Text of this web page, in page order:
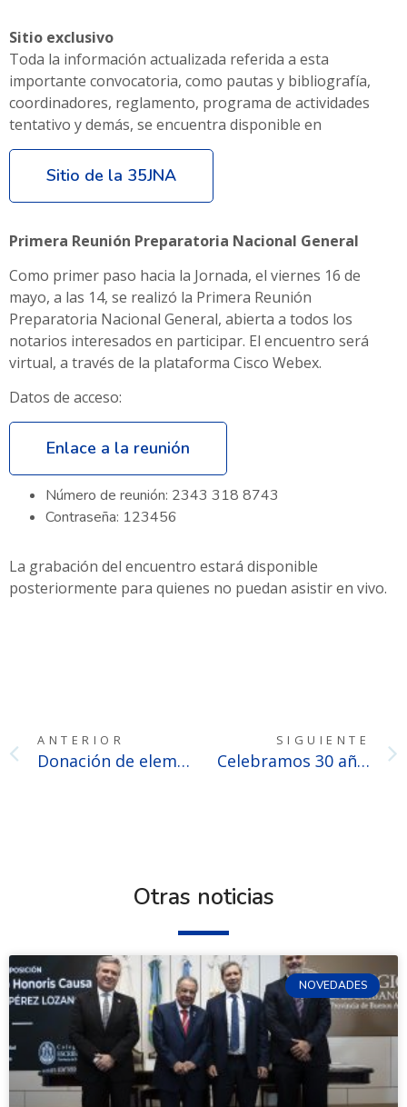
Sitio exclusivo
Toda la información actualizada referida a esta
importante convocatoria, como pautas y bibliografía,
coordinadores, reglamento, programa de actividades
tentativo y demás, se encuentra disponible en
Sitio de la 35JNA
Primera Reunión Preparatoria Nacional General
Como primer paso hacia la Jornada, el viernes 16 de
mayo, a las 14, se realizó la Primera Reunión
Preparatoria Nacional General, abierta a todos los
notarios interesados en participar. El encuentro será
virtual, a través de la plataforma Cisco Webex.
Datos de acceso:
Enlace a la reunión
Número de reunión: 2343 318 8743
Contraseña: 123456
La grabación del encuentro estará disponible
posteriormente para quienes no puedan asistir en vivo.
ANTERIOR
Donación de elementos de pintura a la Escuela Nº 48
SIGUIENTE
Celebramos 30 años de Mediación en Argentina
Otras noticias
NOVEDADES